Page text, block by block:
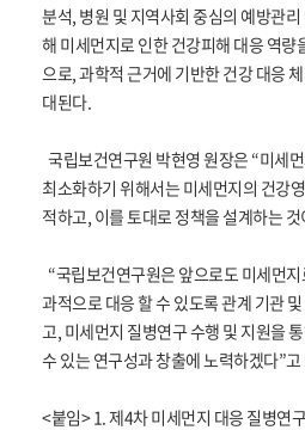
분석, 병원 및 지역사회 중심의 예방관
해 미세먼지로 인한 건강피해 대응 역량
으로, 과학적 근거에 기반한 건강 대응
대된다.
국립보건연구원 박현영 원장은 “미세
최소화하기 위해서는 미세먼지의 건강
적하고, 이를 토대로 정책을 설계하는
“국립보건연구원은 앞으로도 미세먼
과적으로 대응 할 수 있도록 관계 기관
고, 미세먼지 질병연구 수행 및 지원을
수 있는 연구성과 창출에 노력하겠다”
<붙임> 1. 제4차 미세먼지 대응 질병연